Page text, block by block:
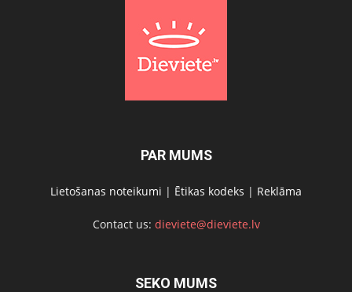
PAR MUMS
Lietošanas noteikumi | Ētikas kodeks | Reklāma
Contact us: dieviete@dieviete.lv
SEKO MUMS